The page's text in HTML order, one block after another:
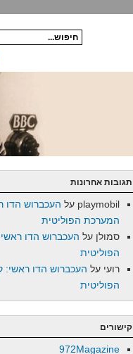
תגובות אחרונות
playmobil על העכברוש הדו
המערכת הפוליטית
סמולן על העכברוש הדו
הפוליטית
רועי על העכברוש הדו
הפוליטית
קישורים
972Magazine